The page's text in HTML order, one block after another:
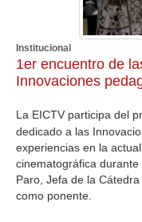
Institucional
1er encuentro de
Innovaciones
La EICTV participa del
dedicado a las
experiencias en la
cinematográfica
Paro, Jefa de la
como ponente.